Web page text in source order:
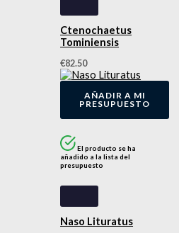
Ctenochaetus
Tominiensis
€82.50
AÑADIR A MI
PRESUPUESTO
El producto se ha
añadido a la lista del
presupuesto
Naso Lituratus